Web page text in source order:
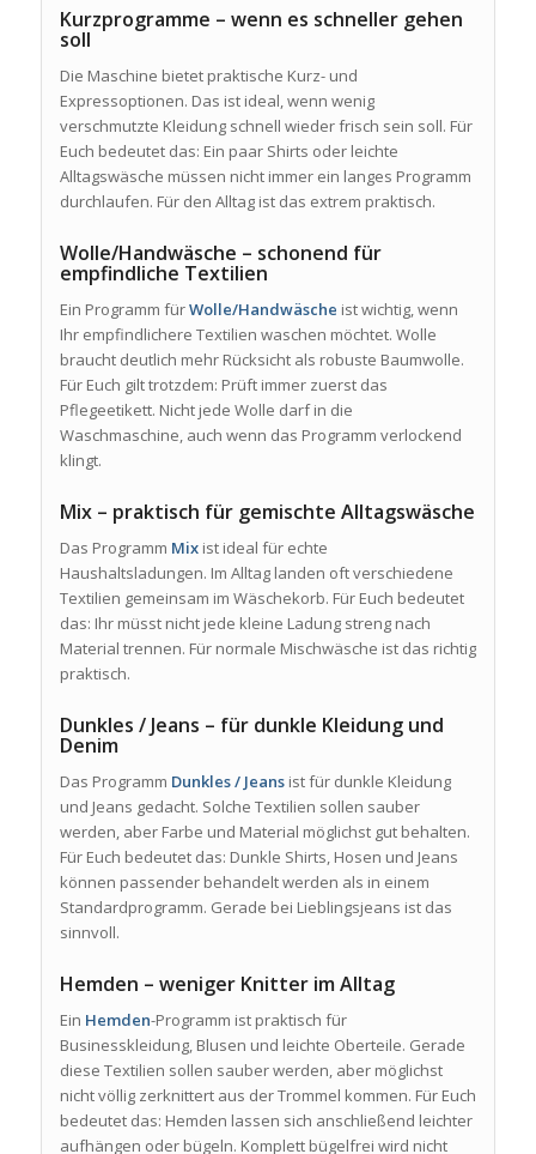
Kurzprogramme – wenn es schneller gehen
soll
Die Maschine bietet praktische Kurz- und
Expressoptionen. Das ist ideal, wenn wenig
verschmutzte Kleidung schnell wieder frisch sein soll. Für
Euch bedeutet das: Ein paar Shirts oder leichte
Alltagswäsche müssen nicht immer ein langes Programm
durchlaufen. Für den Alltag ist das extrem praktisch.
Wolle/Handwäsche – schonend für
empfindliche Textilien
Ein Programm fürWolle/Handwäsche ist wichtig, wenn
Ihr empfindlichere Textilien waschen möchtet. Wolle
braucht deutlich mehr Rücksicht als robuste Baumwolle.
Für Euch gilt trotzdem: Prüft immer zuerst das
Pflegeetikett. Nicht jede Wolle darf in die
Waschmaschine, auch wenn das Programm verlockend
klingt.
Mix – praktisch für gemischte Alltagswäsche
Das Programm Mixist ideal für echte
Haushaltsladungen. Im Alltag landen oft verschiedene
Textilien gemeinsam im Wäschekorb. Für Euch bedeutet
das: Ihr müsst nicht jede kleine Ladung streng nach
Material trennen. Für normale Mischwäsche ist das richtig
praktisch.
Dunkles / Jeans – für dunkle Kleidung und
Denim
Das Programm Dunkles / Jeansist für dunkle Kleidung
und Jeans gedacht. Solche Textilien sollen sauber
werden, aber Farbe und Material möglichst gut behalten.
Für Euch bedeutet das: Dunkle Shirts, Hosen und Jeans
können passender behandelt werden als in einem
Standardprogramm. Gerade bei Lieblingsjeans ist das
sinnvoll.
Hemden – weniger Knitter im Alltag
Ein Hemden-Programm ist praktisch für
Businesskleidung, Blusen und leichte Oberteile. Gerade
diese Textilien sollen sauber werden, aber möglichst
nicht völlig zerknittert aus der Trommel kommen. Für Euch
bedeutet das: Hemden lassen sich anschließend leichter
aufhängen oder bügeln. Komplett bügelfrei wird nicht